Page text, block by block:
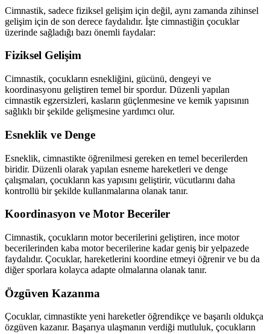
Cimnastik, sadece fiziksel gelişim için değil, aynı zamanda zihinsel
gelişim için de son derece faydalıdır. İşte cimnastiğin çocuklar
üzerinde sağladığı bazı önemli faydalar:
Fiziksel Gelişim
Cimnastik, çocukların esnekliğini, gücünü, dengeyi ve
koordinasyonu geliştiren temel bir spordur. Düzenli yapılan
cimnastik egzersizleri, kasların güçlenmesine ve kemik yapısının
sağlıklı bir şekilde gelişmesine yardımcı olur.
Esneklik ve Denge
Esneklik, cimnastikte öğrenilmesi gereken en temel becerilerden
biridir. Düzenli olarak yapılan esneme hareketleri ve denge
çalışmaları, çocukların kas yapısını geliştirir, vücutlarını daha
kontrollü bir şekilde kullanmalarına olanak tanır.
Koordinasyon ve Motor Beceriler
Cimnastik, çocukların motor becerilerini geliştiren, ince motor
becerilerinden kaba motor becerilerine kadar geniş bir yelpazede
faydalıdır. Çocuklar, hareketlerini koordine etmeyi öğrenir ve bu da
diğer sporlara kolayca adapte olmalarına olanak tanır.
Özgüven Kazanma
Çocuklar, cimnastikte yeni hareketler öğrendikçe ve başarılı oldukça
özgüven kazanır. Başarıya ulaşmanın verdiği mutluluk, çocukların